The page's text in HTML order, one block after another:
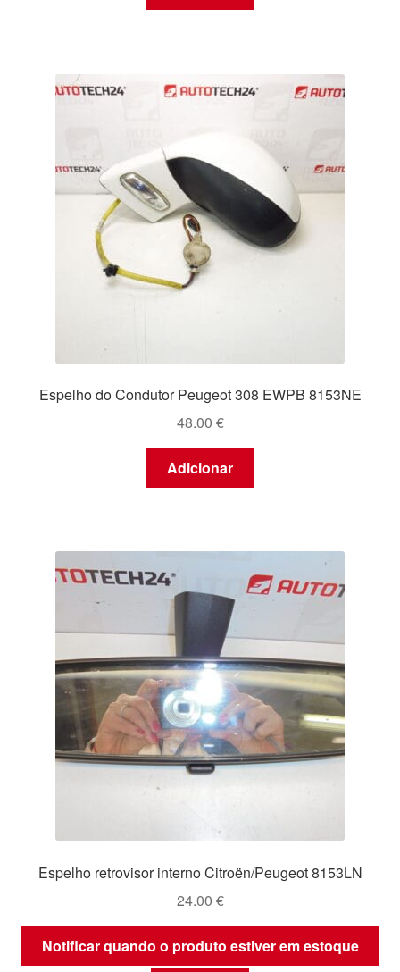
Espelho do Condutor Peugeot 308 EWPB 8153NE
48.00 €
Adicionar
Espelho retrovisor interno Citroën/Peugeot 8153LN
24.00 €
Notificar quando o produto estiver em estoque